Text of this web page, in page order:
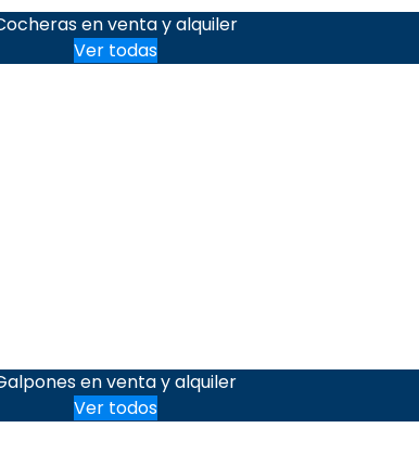
en venta y alquiler
Ver todas
en venta y alquiler
Ver todos